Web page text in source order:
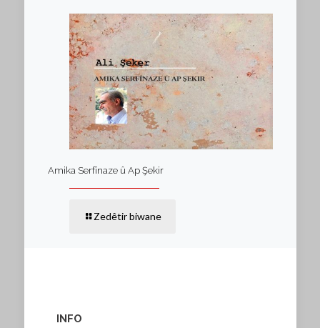
Amika Serfînaze û Ap Şekir
Zedêtir biwane
INFO